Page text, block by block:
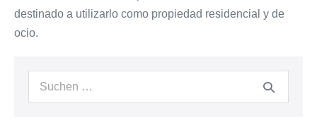
destinado a utilizarlo como propiedad residencial y de
ocio.
Suchen